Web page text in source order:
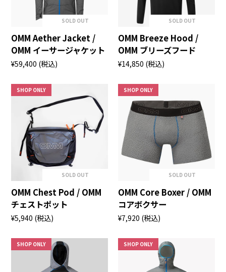
SOLD OUT
OMM Aether Jacket /
OMM イーサージャケット
¥59,400 (税込)
SOLD OUT
OMM Breeze Hood /
OMM ブリーズフード
¥14,850 (税込)
SHOP ONLY
SOLD OUT
OMM Chest Pod / OMM
チェストポット
¥5,940 (税込)
SHOP ONLY
SOLD OUT
OMM Core Boxer / OMM
コアボクサー
¥7,920 (税込)
SHOP ONLY SHOP ONLY